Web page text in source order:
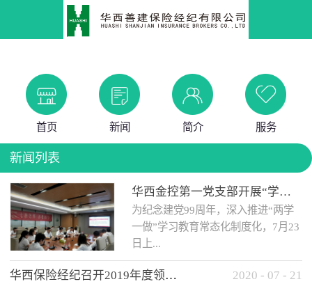
首页 新闻 简介 服务
新闻列表
华西金控第一党支部开展“学党史 知党情 做合格党员”主题教育工作会
为纪念建党99周年，深入推进“两学
一做”学习教育常态化制度化，7月23
日上...
华西保险经纪召开2019年度领导班子述职考核工作会 2020 - 07 - 21